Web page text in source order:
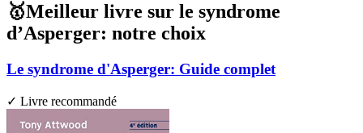
🥇Meilleur livre sur le syndrome
d’Asperger: notre choix
Le syndrome d'Asperger: Guide complet
✓ Livre recommandé